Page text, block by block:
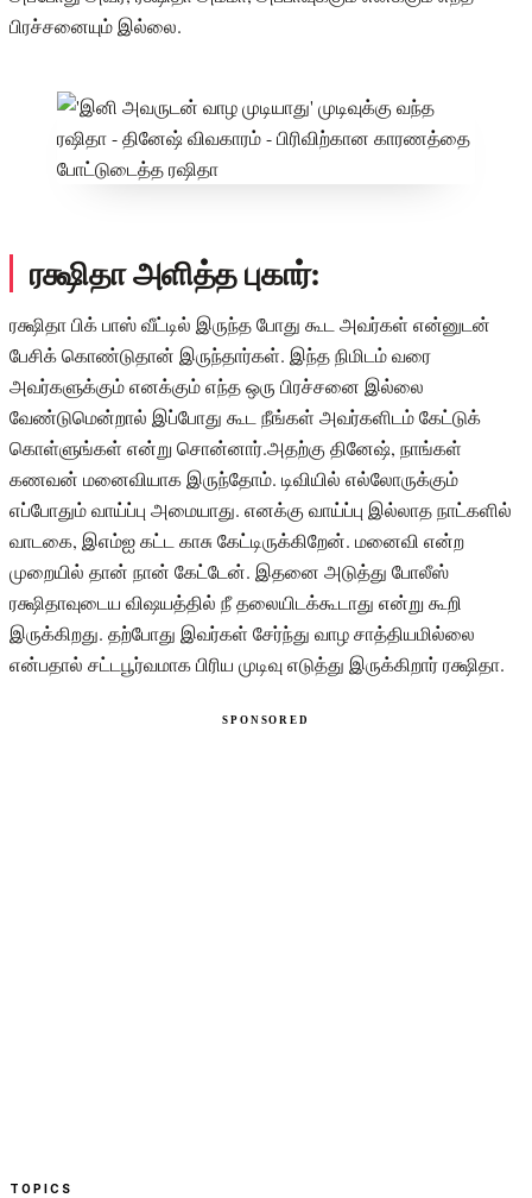
பிரச்சனையும் இல்லை.
ரக்ஷிதா அளித்த புகார்:
ரக்ஷிதா பிக் பாஸ் வீட்டில் இருந்த போது கூட அவர்கள் என்னுடன்
பேசிக் கொண்டுதான் இருந்தார்கள். இந்த நிமிடம் வரை
அவர்களுக்கும் எனக்கும் எந்த ஒரு பிரச்சனை இல்லை
வேண்டுமென்றால் இப்போது கூட நீங்கள் அவர்களிடம் கேட்டுக்
கொள்ளுங்கள் என்று சொன்னார்.அதற்கு தினேஷ், நாங்கள்
கணவன் மனைவியாக இருந்தோம். டிவியில் எல்லோருக்கும்
எப்போதும் வாய்ப்பு அமையாது. எனக்கு வாய்ப்பு இல்லாத நாட்களில்
வாடகை, இஎம்ஐ கட்ட காசு கேட்டிருக்கிறேன். மனைவி என்ற
முறையில் தான் நான் கேட்டேன். இதனை அடுத்து போலீஸ்
ரக்ஷிதாவுடைய விஷயத்தில் நீ தலையிடக்கூடாது என்று கூறி
இருக்கிறது. தற்போது இவர்கள் சேர்ந்து வாழ சாத்தியமில்லை
என்பதால் சட்டபூர்வமாக பிரிய முடிவு எடுத்து இருக்கிறார் ரக்ஷிதா.
TOPICS